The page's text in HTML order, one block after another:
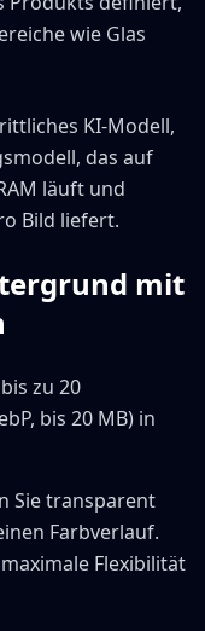
wie Glas
KI-Modell,
das auf
läuft und
Bild liefert.
mit
zu 20
bis 20 MB) in
Sie transparent
Farbverlauf.
Flexibilität